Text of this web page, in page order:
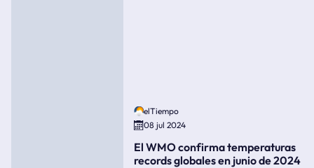
elTiempo
08 jul 2024
El WMO confirma temperaturas
records globales en junio de 2024